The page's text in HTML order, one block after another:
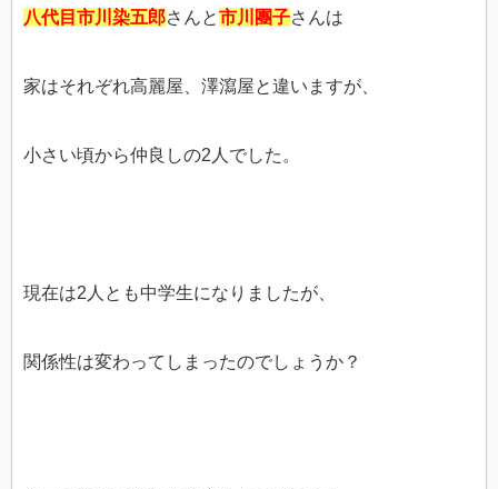
八代目市川染五郎さんと市川團子さんは
家はそれぞれ高麗屋、澤瀉屋と違いますが、
小さい頃から仲良しの2人でした。
現在は2人とも中学生になりましたが、
関係性は変わってしまったのでしょうか？